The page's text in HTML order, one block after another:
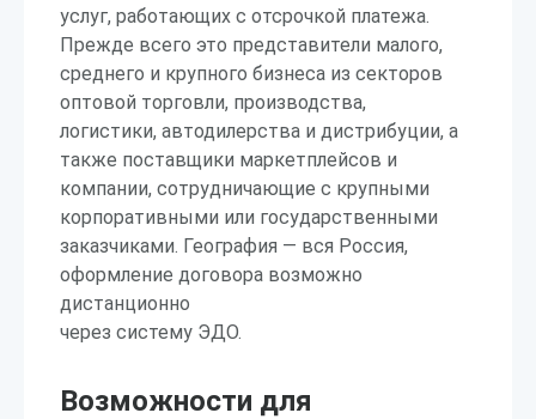
услуг, работающих с отсрочкой платежа.
Прежде всего это представители малого,
среднего и крупного бизнеса из секторов
оптовой торговли, производства,
логистики, автодилерства и дистрибуции, а
также поставщики маркетплейсов и
компании, сотрудничающие с крупными
корпоративными или государственными
заказчиками. География — вся Россия,
оформление договора возможно
дистанционно
через систему ЭДО.
Возможности для